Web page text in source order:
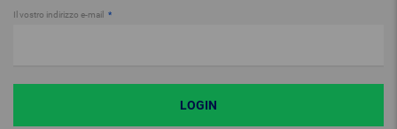
Il vostro indirizzo e-mail
LOGIN